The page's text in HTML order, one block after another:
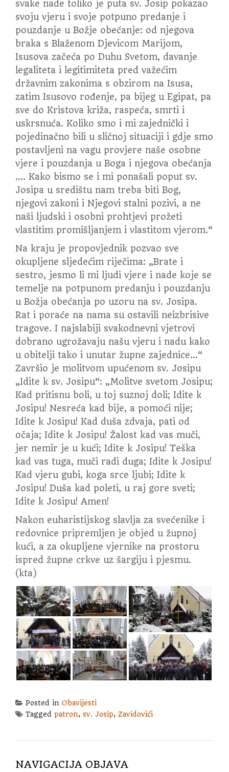
svake nade toliko je puta sv. Josip pokazao
svoju vjeru i svoje potpuno predanje i
pouzdanje u Božje obećanje: od njegova
braka s Blaženom Djevicom Marijom,
Isusova začeća po Duhu Svetom, davanje
legaliteta i legitimiteta pred važećim
državnim zakonima s obzirom na Isusa,
zatim Isusovo rođenje, pa bijeg u Egipat, pa
sve do Kristova križa, raspeća, smrti i
uskrsnuća. Koliko smo i mi zajednički i
pojedinačno bili u sličnoj situaciji i gdje smo
postavljeni na vagu provjere naše osobne
vjere i pouzdanja u Boga i njegova obećanja
…. Kako bismo se i mi ponašali poput sv.
Josipa u središtu nam treba biti Bog,
njegovi zakoni i Njegovi stalni pozivi, a ne
naši ljudski i osobni prohtjevi prožeti
vlastitim promišljanjem i vlastitom vjerom.“
Na kraju je propovjednik pozvao sve
okupljene sljedećim riječima: „Brate i
sestro, jesmo li mi ljudi vjere i nade koje se
temelje na potpunom predanju i pouzdanju
u Božja obećanja po uzoru na sv. Josipa.
Rat i poraće na nama su ostavili neizbrisive
tragove. I najslabiji svakodnevni vjetrovi
dobrano ugrožavaju našu vjeru i nadu kako
u obitelji tako i unutar župne zajednice…“
Završio je molitvom upućenom sv. Josipu
„Idite k sv. Josipu“: „Molitve svetom Josipu;
Kad pritisnu boli, u toj suznoj doli; Idite k
Josipu! Nesreća kad bije, a pomoći nije;
Idite k Josipu! Kad duša zdvaja, pati od
očaja; Idite k Josipu! Žalost kad vas muči,
jer nemir je u kući; Idite k Josipu! Teška
kad vas tuga, muči radi duga; Idite k Josipu!
Kad vjeru gubi, koga srce ljubi; Idite k
Josipu! Duša kad poleti, u raj gore sveti;
Idite k Josipu! Amen!
Nakon euharistijskog slavlja za svećenike i
redovnice pripremljen je objed u župnoj
kući, a za okupljene vjernike na prostoru
ispred župne crkve uz šargiju i pjesmu.
(kta)
Posted in Obavijesti
Tagged patron, sv. Josip, Zavidovići
NAVIGACIJA OBJAVA